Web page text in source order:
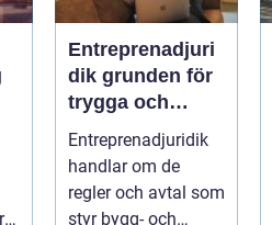
Entreprenadjuri
dik grunden för
trygga och
lönsamma
byggprojekt
Entreprenadjuridik
handlar om de
regler och avtal som
styr bygg- och